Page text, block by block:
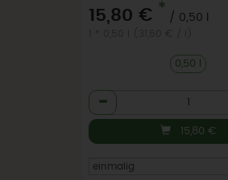
15,80 € *
/ 0,50 l
0,50 l
Anzahl
15,80 €